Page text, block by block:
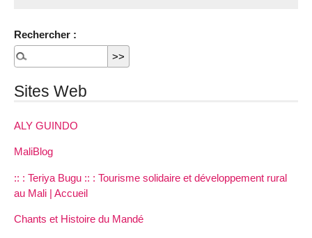
Rechercher :
Sites Web
ALY GUINDO
MaliBlog
:: : Teriya Bugu :: : Tourisme solidaire et développement rural
au Mali | Accueil
Chants et Histoire du Mandé